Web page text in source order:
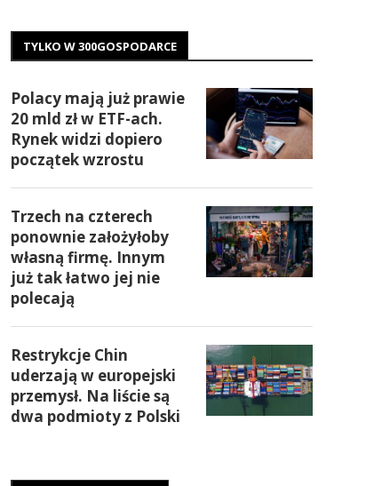
TYLKO W 300GOSPODARCE
Polacy mają już prawie
20 mld zł w ETF-ach.
Rynek widzi dopiero
początek wzrostu
Trzech na czterech
ponownie założyłoby
własną firmę. Innym
już tak łatwo jej nie
polecają
Restrykcje Chin
uderzają w europejski
przemysł. Na liście są
dwa podmioty z Polski